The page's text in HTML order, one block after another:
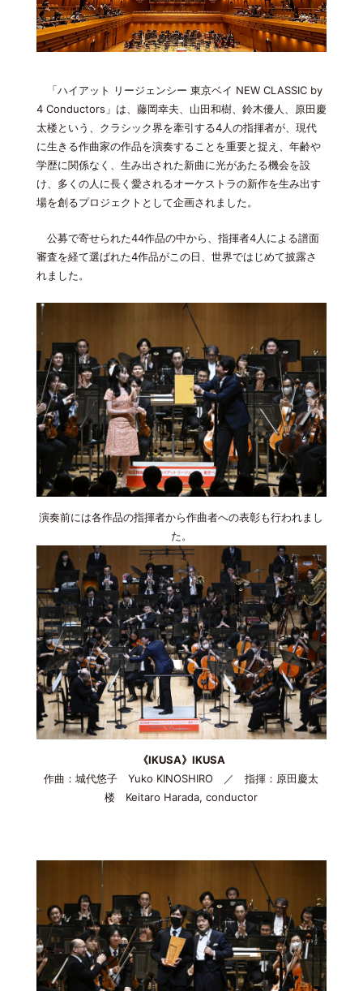
「ハイアット リージェンシー 東京ベイ NEW CLASSIC by
4 Conductors」は、藤岡幸夫、山田和樹、鈴木優人、原田慶
太楼という、クラシック界を牽引する4人の指揮者が、現代
に生きる作曲家の作品を演奏することを重要と捉え、年齢や
学歴に関係なく、生み出された新曲に光があたる機会を設
け、多くの人に長く愛されるオーケストラの新作を生み出す
場を創るプロジェクトとして企画されました。
公募で寄せられた44作品の中から、指揮者4人による譜面
審査を経て選ばれた4作品がこの日、世界ではじめて披露さ
れました。
演奏前には各作品の指揮者から作曲者への表彰も⾏われまし
た。
《IKUSA》IKUSA
作曲：城代悠子 Yuko KINOSHIRO ／ 指揮：原田慶太
楼 Keitaro Harada, conductor